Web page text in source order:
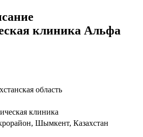
клиника Альфа
область
клиника
Шымкент, Казахстан